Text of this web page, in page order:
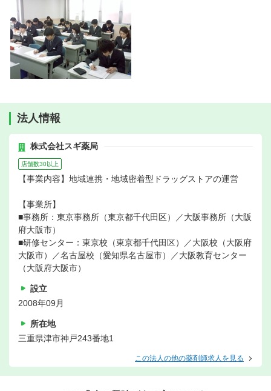
法人情報
株式会社スギ薬局
店舗数30以上
【事業内容】地域連携・地域密着型ドラッグストアの運営
【事業所】
■事務所：東京事務所（東京都千代田区）／大阪事務所（大阪
府大阪市）
■研修センター：東京校（東京都千代田区）／大阪校（大阪府
大阪市）／名古屋校（愛知県名古屋市）／大阪教育センター
（大阪府大阪市）
設立
2008年09月
所在地
三重県津市神戸243番地1
この法人の他の薬剤師求人を見る